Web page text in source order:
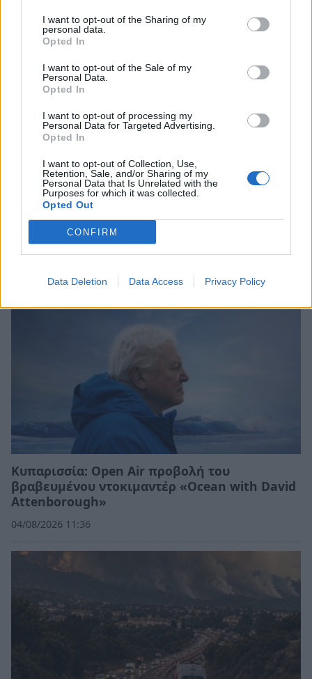
I want to opt-out of the Sharing of my
personal data.
Opted In
I want to opt-out of the Sale of my
Personal Data.
Opted In
I want to opt-out of processing my
Personal Data for Targeted Advertising.
Opted In
I want to opt-out of Collection, Use,
Retention, Sale, and/or Sharing of my
Personal Data that Is Unrelated with the
Purposes for which it was collected.
Opted Out
CONFIRM
Data Deletion Data Access Privacy Policy
Σχετικά Άρθρα
Κυπαρισσία: Open Air προβολή του
βραβευμένου ντοκιμαντέρ «Ocean with David
Attenborough»
04/08/2026 11:36